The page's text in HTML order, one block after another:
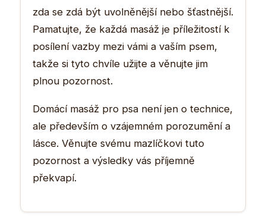
zda se zdá být uvolněnější nebo šťastnější.
Pamatujte, že každá masáž je příležitostí k
posílení vazby mezi vámi a vaším psem,
takže si tyto chvíle užijte a věnujte jim
plnou pozornost.
Domácí masáž pro psa není jen o technice,
ale především o vzájemném porozumění a
lásce. Věnujte svému mazlíčkovi tuto
pozornost a výsledky vás příjemně
překvapí.